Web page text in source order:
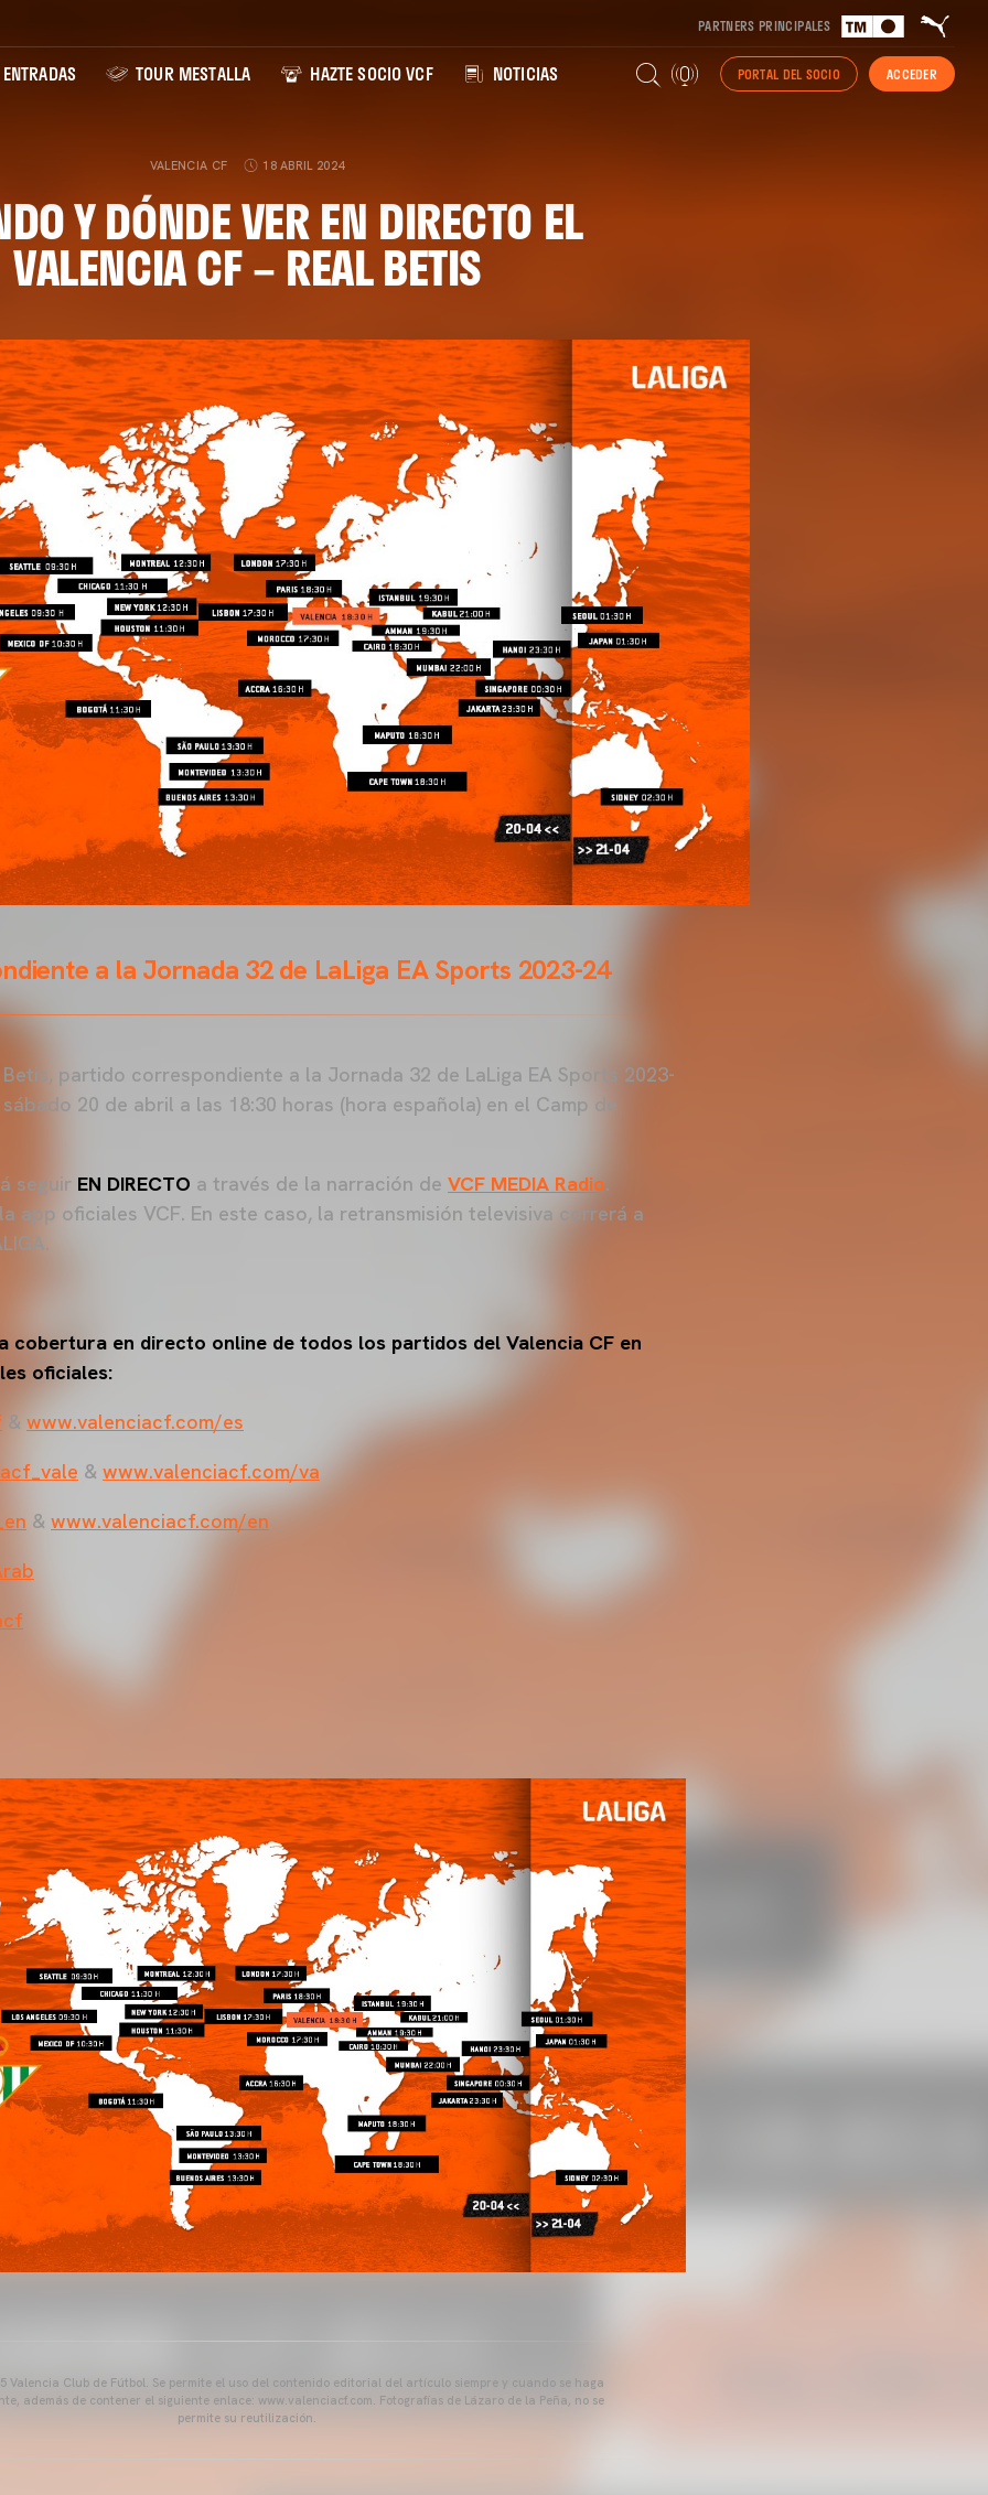
PARTNERS PRINCIPALES
ENTRADAS TOUR MESTALLA HAZTE SOCIO VCF NOTICIAS PORTAL DEL SOCIO ACCEDER
VALENCIA CF 18 ABRIL 2024
Y DÓNDE VER EN DIRECTO EL
VALENCIA CF – REAL BETIS
a la Jornada 32 de LaLiga EA Sports 2023-24
Betis, partido correspondiente a la Jornada 32 de LaLiga EA Sports 2023-
20 de abril a las 18:30 horas (hora española) en el Camp de
seguir EN DIRECTO a través de la narración de VCF MEDIA Radio.
app oficiales VCF. En este caso, la retransmisión televisiva correrá a
cobertura en directo online de todos los partidos del Valencia CF en
oficiales:
& www.valenciacf.com/es
& www.valenciacf.com/va
& www.valenciacf.com/en
Valencia Club de Fútbol. Se permite el uso del contenido editorial del artículo siempre y cuando se haga
además de contener el siguiente enlace: www.valenciacf.com. Fotografías de Lázaro de la Peña, no se
permite su reutilización.